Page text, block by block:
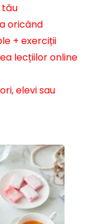
oricând
+ exerciții
lecțiilor online
elevi sau